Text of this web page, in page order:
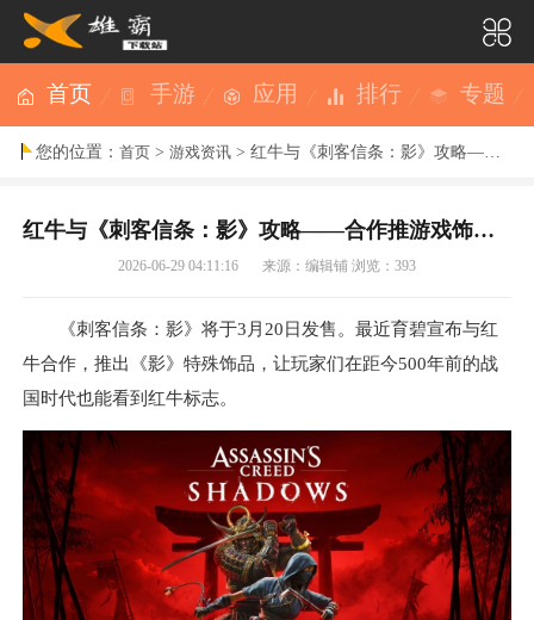
首页 手游 应用 排行 专题
您的位置：首页 >游戏资讯 > 红牛与《刺客信条：影》攻略——合作推游戏饰品 为主角提供小幅增益
红牛与《刺客信条：影》攻略——合作推游戏饰品 为主角提供小幅增益
2026-06-29 04:11:16 来源：编辑铺 浏览：393
《刺客信条：影》将于3月20日发售。最近育碧宣布与红
牛合作，推出《影》特殊饰品，让玩家们在距今500年前的战
国时代也能看到红牛标志。